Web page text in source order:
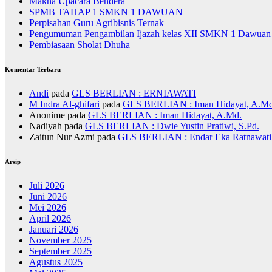
SPMB TAHAP 1 SMKN 1 DAWUAN
Perpisahan Guru Agribisnis Ternak
Pengumuman Pengambilan Ijazah kelas XII SMKN 1 Dawuan
Pembiasaan Sholat Dhuha
Komentar Terbaru
Andi pada GLS BERLIAN : ERNIAWATI
M Indra Al-ghifari pada GLS BERLIAN : Iman Hidayat,
Anonime pada GLS BERLIAN : Iman Hidayat, A.Md.
Nadiyah pada GLS BERLIAN : Dwie Yustin Pratiwi, S.Pd.
Zaitun Nur Azmi pada GLS BERLIAN : Endar Eka
Arsip
Juli 2026
Juni 2026
Mei 2026
April 2026
Januari 2026
November 2025
September 2025
Agustus 2025